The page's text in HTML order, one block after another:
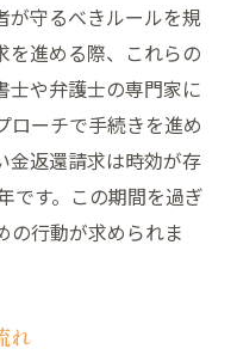
が守るべきルールを規
を進める際、これらの
士や弁護士の専門家に
ローチで手続きを進め
金返還請求は時効が存
です。この期間を過ぎ
の行動が求められま
れ